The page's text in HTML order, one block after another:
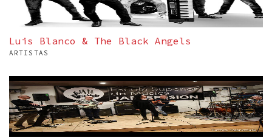
Luis Blanco & The Black Angels
ARTISTAS